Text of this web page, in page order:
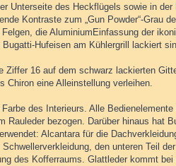
Unterseite des Heckflügels sowie in
Kontraste zum „Gun Powder“-Grau
die AluminiumEinfassung der
Hufeisen am Kühlergrill lackiert
Ziffer 16 auf dem schwarz lackierten
Chiron eine Alleinstellung verleihen.
des Interieurs. Alle
Rauleder bezogen. Darüber hinaus hat
Alcantara für die
den unteren Teil
des Kofferraums. Glattleder kommt